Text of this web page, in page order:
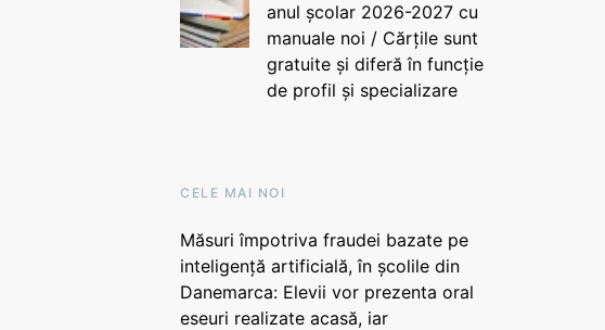
anul școlar 2026-2027 cu
manuale noi / Cărțile sunt
gratuite și diferă în funcție
de profil și specializare
CELE MAI NOI
Măsuri împotriva fraudei bazate pe
inteligență artificială, în școlile din
Danemarca: Elevii vor prezenta oral
eseuri realizate acasă, iar